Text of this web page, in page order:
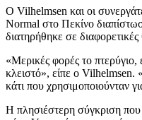
Ο Vilhelmsen και οι
Normal στο Πεκίνο
διατηρήθηκε σε
«Μερικές φορές το πτερύγιο,
κλειστό», είπε ο Vilhelmsen.
κάτι που χρησιμοποιούνταν
Η πλησιέστερη σύγκριση